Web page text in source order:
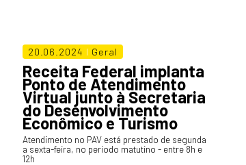
20.06.2024 I Geral
Receita Federal implanta
Ponto de Atendimento
Virtual junto à Secretaria
do Desenvolvimento
Econômico e Turismo
Atendimento no PAV está prestado de segunda
a sexta-feira, no período matutino - entre 8h e
12h